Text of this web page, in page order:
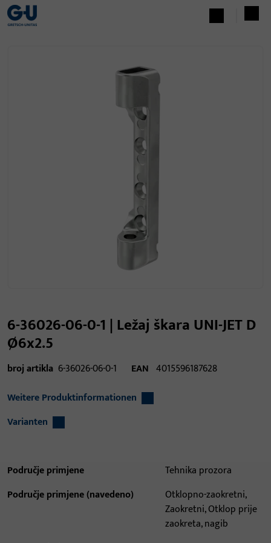
6-36026-06-0-1 | Ležaj škara UNI-JET D
Ø6x2.5
broj artikla 6-36026-06-0-1 EAN 4015596187628
Weitere Produktinformationen
Varianten
Područje primjene
Tehnika prozora
Područje primjene (navedeno)
Otklopno-zaokretni,
Zaokretni, Otklop prije
zaokreta, nagib